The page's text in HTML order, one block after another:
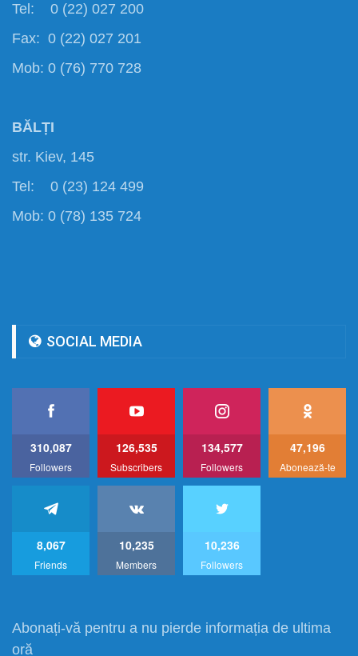
Tel: 0 (22) 027 200
Fax: 0 (22) 027 201
Mob: 0 (76) 770 728
BĂLȚI
str. Kiev, 145
Tel: 0 (23) 124 499
Mob: 0 (78) 135 724
SOCIAL MEDIA
310,087
Followers
126,535
Subscribers
134,577
Followers
47,196
Abonează-te
8,067
Friends
10,235
Members
10,236
Followers
Abonați-vă pentru a nu pierde informația de ultima
oră